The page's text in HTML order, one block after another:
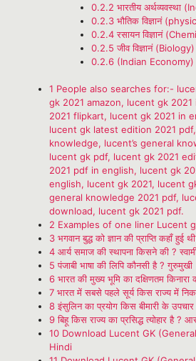
0.2.2 भारतीय अर्थव्यवस्था
0.2.3भौतिक विज्ञानं
0.2.4रसायन विज्ञानं
0.2.5 जीव विज्ञानं
0.2.6(Indian Economy)
1 People also searches for:-
gk 2021 amazon, lucent gk
2021 flipkart, lucent gk 2021 in
lucent gk latest edition 2021 pdf,
knowledge, lucent’s general
lucent gk pdf, lucent gk 2021
2021 pdf in english, lucent gk
english, lucent gk 2021, lucent
general knowledge 2021 pdf,
download, lucent gk 2021 pdf.
2 Examples of one liner Lucent
3 भगवान बुद्ध को ज्ञान की प्राप्ति कहाँ हुई
4 आर्य समाज की स्थापना किसने की ?
5 पंजाबी भाषा की लिपि कौनसी है ? गुरुमुखी
6 भारत की मुख्य भूमि का दक्षिणतम किनारा
7 भारत में सबसे पहले सूर्य किस राज्य में
8इंसुलिन का प्रयोग किस बीमारी के
9बिहू किस राज्य का प्रसिद्ध त्योहार है ?
10 Download Lucent GK
Hindi